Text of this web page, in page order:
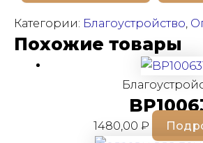
Категории: Благоустройство,
Похожие товары
1480,00₽